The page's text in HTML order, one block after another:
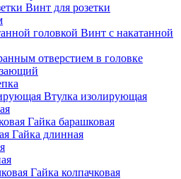
Винт для розетки
Винт с накатанной
отверстием в головке
Втулка изолирующая
Гайка барашковая
Гайка длинная
Гайка колпачковая